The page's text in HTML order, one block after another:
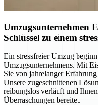
Umzugsunternehmen
Schlüssel zu einem
Ein stressfreier Umzug
Umzugsunternehmens. Mit
Sie von jahrelanger
Unsere zugeschnittenen
reibungslos verläuft und
Überraschungen bereitet.